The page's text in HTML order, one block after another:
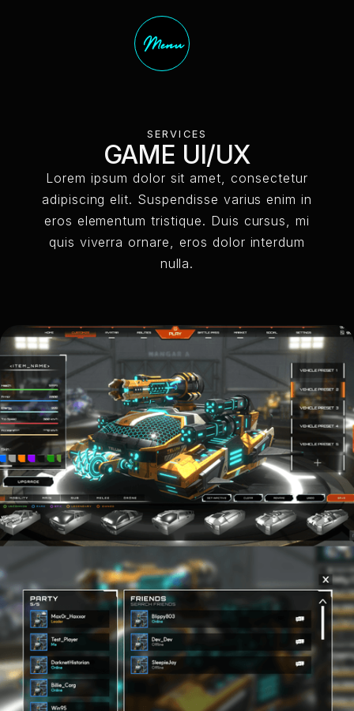
Menu
SERVICES
GAME UI/UX
Lorem ipsum dolor sit amet, consectetur
adipiscing elit. Suspendisse varius enim in
eros elementum tristique. Duis cursus, mi
quis viverra ornare, eros dolor interdum
nulla.